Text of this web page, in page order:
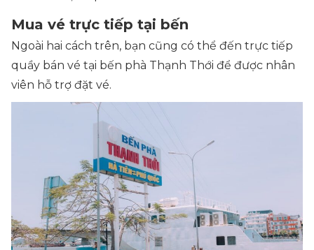
Mua vé trực tiếp tại bến
Ngoài hai cách trên, bạn cũng có thể đến trực tiếp
quầy bán vé tại bến phà Thạnh Thới để được nhân
viên hỗ trợ đặt vé.